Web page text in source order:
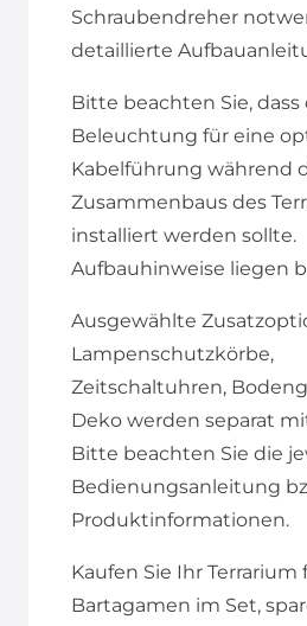
Schraubendreher
detaillierte
Bitte beachten Sie, dass
Beleuchtung für eine
Kabelführung während
Zusammenbaus des
installiert werden sollte.
Aufbauhinweise liegen
Ausgewählte
Lampenschutzkörbe,
Zeitschaltuhren,
Deko werden separat
Bitte beachten Sie die
Bedienungsanleitung
Produktinformationen.
Kaufen Sie Ihr Terrarium
Bartagamen im Set,